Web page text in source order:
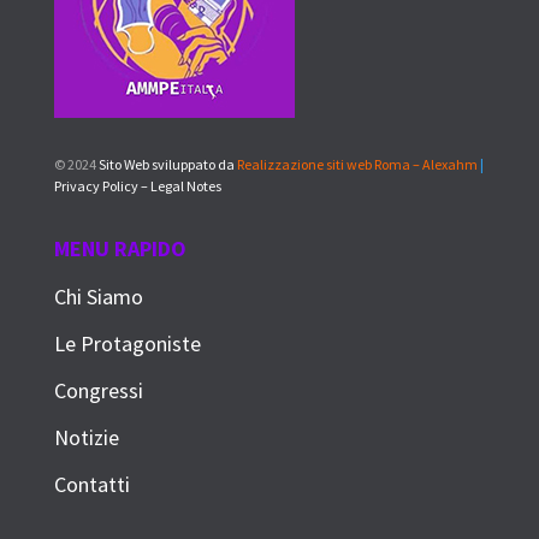
© 2024Sito Web sviluppato da Realizzazione siti web Roma – Alexahm |
Privacy Policy – Legal Notes
MENU RAPIDO
Chi Siamo
Le Protagoniste
Congressi
Notizie
Contatti